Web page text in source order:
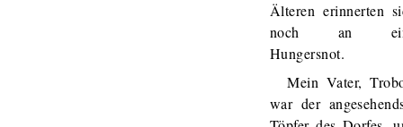
Älteren erinnerten
noch an
Hungersnot.
Mein Vater,
war der